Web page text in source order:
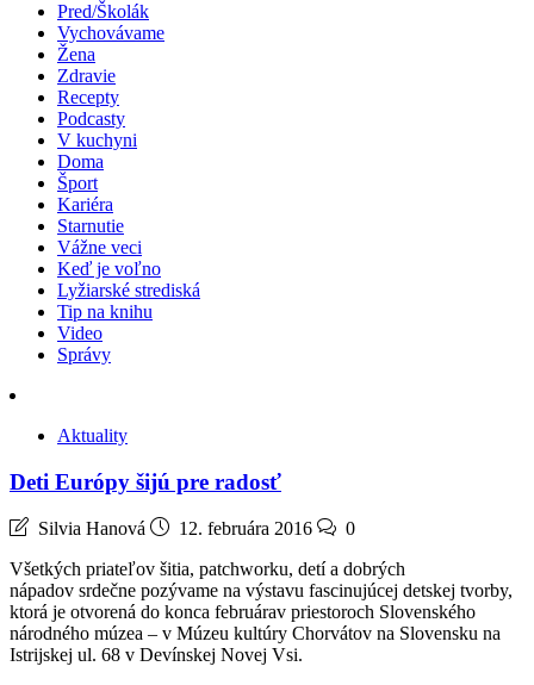
Pred/Školák
Vychovávame
Žena
Zdravie
Recepty
Podcasty
V kuchyni
Doma
Šport
Kariéra
Starnutie
Vážne veci
Keď je voľno
Lyžiarské strediská
Tip na knihu
Video
Správy
Aktuality
Deti Európy šijú pre radosť
Silvia Hanová 12. februára 2016
0
Všetkých priateľov šitia, patchworku, detí a dobrých
nápadov srdečne pozývame na výstavu fascinujúcej detskej tvorby,
ktorá je otvorená do konca februárav priestoroch Slovenského
národného múzea – v Múzeu kultúry Chorvátov na Slovensku na
Istrijskej ul. 68 v Devínskej Novej Vsi.